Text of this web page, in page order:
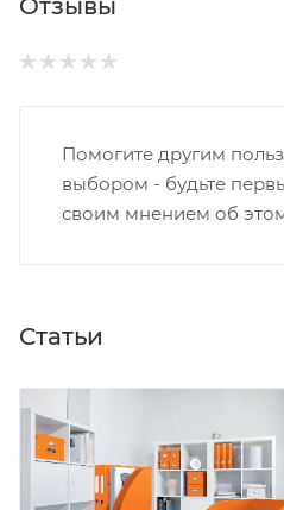
Отзывы
Помогите другим
выбором - будьте
своим мнением об
Статьи